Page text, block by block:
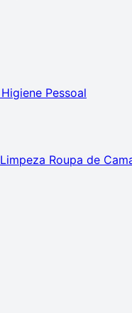
Higiene Pessoal
Limpeza Roupa de